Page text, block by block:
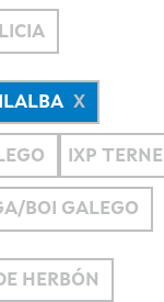
IXP
BOI GALEGO
HERBÓN